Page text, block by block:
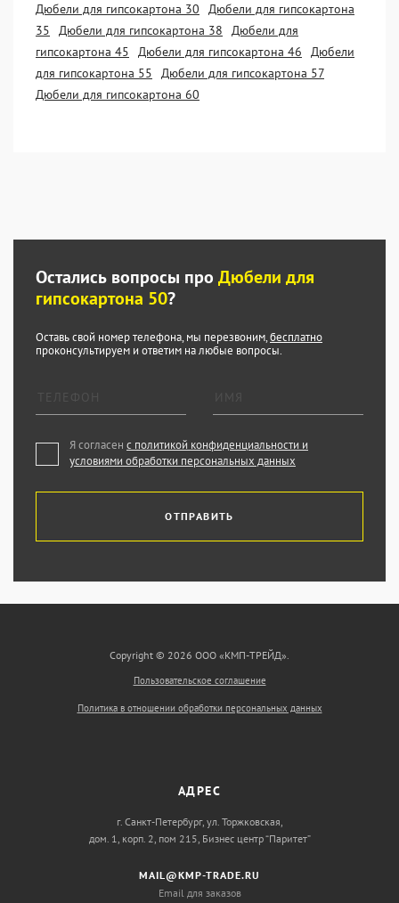
Дюбели для гипсокартона 30
Дюбели для гипсокартона
35
Дюбели для гипсокартона 38
Дюбели для
гипсокартона 45
Дюбели для гипсокартона 46
Дюбели
для гипсокартона 55
Дюбели для гипсокартона 57
Дюбели для гипсокартона 60
Остались вопросы про Дюбели для
гипсокартона 50?
Оставь свой номер телефона, мы перезвоним,бесплатно
проконсультируем и ответим на любые вопросы.
Я согласен с политикой конфиденциальности и
условиями обработки персональных данных
ОТПРАВИТЬ
Copyright © 2026 ООО «КМП-ТРЕЙД».
Пользовательское соглашение
Политика в отношении обработки персональных данных
АДРЕС
г. Санкт-Петербург, ул. Торжковская,
дом. 1, корп. 2, пом 215, Бизнес центр “Паритет”
MAIL@KMP-TRADE.RU
Email для заказов